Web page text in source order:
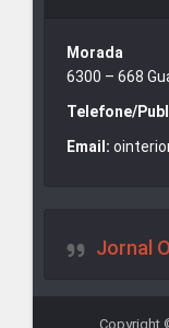
Morada
6300 – 668
Telefone/
Email:
Jornal
Copyright